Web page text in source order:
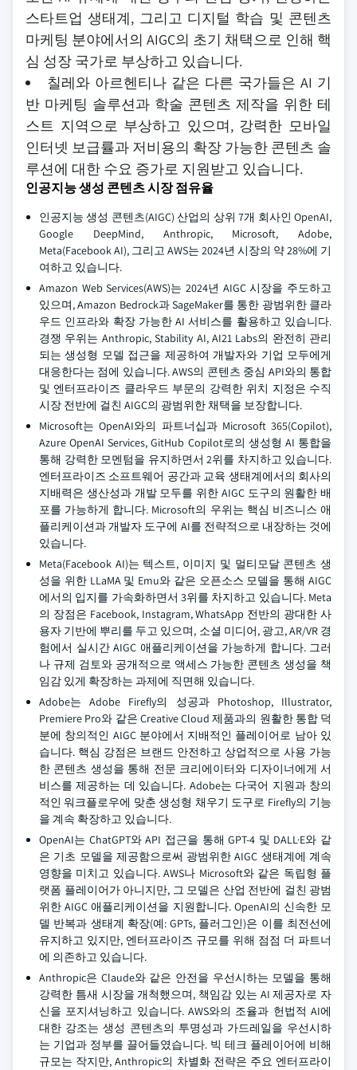
스타트업 생태계, 그리고 디지털 학습 및 콘텐츠
마케팅 분야에서의 AIGC의 초기 채택으로 인해 핵
심 성장 국가로 부상하고 있습니다.
칠레와 아르헨티나 같은 다른 국가들은 AI 기
반 마케팅 솔루션과 학술 콘텐츠 제작을 위한 테
스트 지역으로 부상하고 있으며, 강력한 모바일
인터넷 보급률과 저비용의 확장 가능한 콘텐츠 솔
루션에 대한 수요 증가로 지원받고 있습니다.
인공지능 생성 콘텐츠 시장 점유율
인공지능 생성 콘텐츠(AIGC) 산업의 상위 7개 회사인 OpenAI,
Google DeepMind, Anthropic, Microsoft, Adobe,
Meta(Facebook AI), 그리고 AWS는 2024년 시장의 약 28%에 기
여하고 있습니다.
Amazon Web Services(AWS)는 2024년 AIGC 시장을 주도하고
있으며, Amazon Bedrock과 SageMaker를 통한 광범위한 클라
우드 인프라와 확장 가능한 AI 서비스를 활용하고 있습니다.
경쟁 우위는 Anthropic, Stability AI, AI21 Labs의 완전히 관리
되는 생성형 모델 접근을 제공하여 개발자와 기업 모두에게
대응한다는 점에 있습니다. AWS의 콘텐츠 중심 API와의 통합
및 엔터프라이즈 클라우드 부문의 강력한 위치 지정은 수직
시장 전반에 걸친 AIGC의 광범위한 채택을 보장합니다.
Microsoft는 OpenAI와의 파트너십과 Microsoft 365(Copilot),
Azure OpenAI Services, GitHub Copilot로의 생성형 AI 통합을
통해 강력한 모멘텀을 유지하면서 2위를 차지하고 있습니다.
엔터프라이즈 소프트웨어 공간과 교육 생태계에서의 회사의
지배력은 생산성과 개발 모두를 위한 AIGC 도구의 원활한 배
포를 가능하게 합니다. Microsoft의 우위는 핵심 비즈니스 애
플리케이션과 개발자 도구에 AI를 전략적으로 내장하는 것에
있습니다.
Meta(Facebook AI)는 텍스트, 이미지 및 멀티모달 콘텐츠 생
성을 위한 LLaMA 및 Emu와 같은 오픈소스 모델을 통해 AIGC
에서의 입지를 가속화하면서 3위를 차지하고 있습니다. Meta
의 장점은 Facebook, Instagram, WhatsApp 전반의 광대한 사
용자 기반에 뿌리를 두고 있으며, 소셜 미디어, 광고, AR/VR 경
험에서 실시간 AIGC 애플리케이션을 가능하게 합니다. 그러
나 규제 검토와 공개적으로 액세스 가능한 콘텐츠 생성을 책
임감 있게 확장하는 과제에 직면해 있습니다.
Adobe는 Adobe Firefly의 성공과 Photoshop, Illustrator,
Premiere Pro와 같은 Creative Cloud 제품과의 원활한 통합 덕
분에 창의적인 AIGC 분야에서 지배적인 플레이어로 남아 있
습니다. 핵심 강점은 브랜드 안전하고 상업적으로 사용 가능
한 콘텐츠 생성을 통해 전문 크리에이터와 디자이너에게 서
비스를 제공하는 데 있습니다. Adobe는 다국어 지원과 창의
적인 워크플로우에 맞춘 생성형 채우기 도구로 Firefly의 기능
을 계속 확장하고 있습니다.
OpenAI는 ChatGPT와 API 접근을 통해 GPT-4 및 DALL·E와 같
은 기초 모델을 제공함으로써 광범위한 AIGC 생태계에 계속
영향을 미치고 있습니다. AWS나 Microsoft와 같은 독립형 플
랫폼 플레이어가 아니지만, 그 모델은 산업 전반에 걸친 광범
위한 AIGC 애플리케이션을 지원합니다. OpenAI의 신속한 모
델 반복과 생태계 확장(예: GPTs, 플러그인)은 이를 최전선에
유지하고 있지만, 엔터프라이즈 규모를 위해 점점 더 파트너
에 의존하고 있습니다.
Anthropic은 Claude와 같은 안전을 우선시하는 모델을 통해
강력한 틈새 시장을 개척했으며, 책임감 있는 AI 제공자로 자
신을 포지셔닝하고 있습니다. AWS와의 조율과 헌법적 AI에
대한 강조는 생성 콘텐츠의 투명성과 가드레일을 우선시하
는 기업과 정부를 끌어들였습니다. 빅 테크 플레이어에 비해
규모는 작지만, Anthropic의 차별화 전략은 주요 엔터프라이